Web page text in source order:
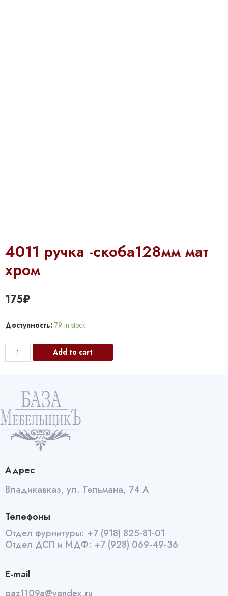
4011 ручка -скоба128мм мат
хром
175₽
Доступность: 79 in stock
4011
ручка
quantity
Add to cart
Адрес
Владикавказ, ул. Тельмана, 74 А
Телефоны
Отдел фурнитуры: +7 (918) 825-81-01
Отдел ДСП и МДФ: +7 (928) 069-49-36
E-mail